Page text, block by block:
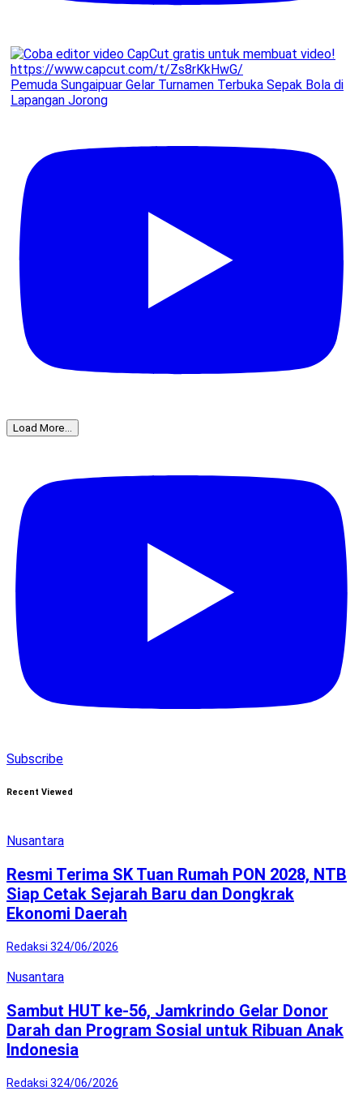
Pemuda Sungaipuar Gelar Turnamen Terbuka Sepak Bola di
Lapangan Jorong
Load More...
Subscribe
Recent Viewed
Nusantara
Resmi Terima SK Tuan Rumah PON 2028, NTB
Siap Cetak Sejarah Baru dan Dongkrak
Ekonomi Daerah
Redaksi 324/06/2026
Nusantara
Sambut HUT ke-56, Jamkrindo Gelar Donor
Darah dan Program Sosial untuk Ribuan Anak
Indonesia
Redaksi 324/06/2026